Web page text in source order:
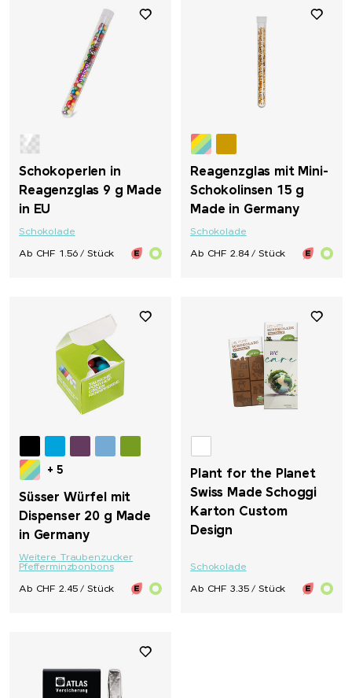
Schokoperlen in
Reagenzglas 9 g Made
in EU
Schokolade
Ab CHF 1.56 / Stück
Reagenzglas mit Mini-
Schokolinsen 15 g
Made in Germany
Schokolade
Ab CHF 2.84 / Stück
+ 5
Süsser Würfel mit
Dispenser 20 g Made
in Germany
Weitere Traubenzucker
Pfefferminzbonbons
Ab CHF 2.45 / Stück
Plant for the Planet
Swiss Made Schoggi
Karton Custom
Design
Schokolade
Ab CHF 3.35 / Stück